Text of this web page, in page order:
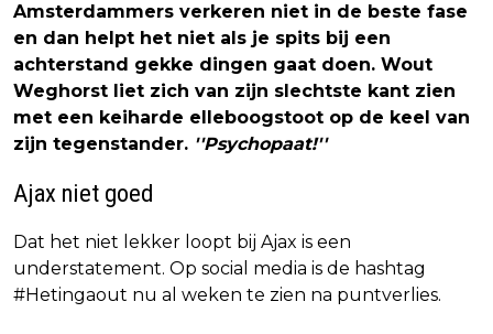
Amsterdammers verkeren niet in de beste fase
en dan helpt het niet als je spits bij een
achterstand gekke dingen gaat doen. Wout
Weghorst liet zich van zijn slechtste kant zien
met een keiharde elleboogstoot op de keel van
zijn tegenstander. ''Psychopaat!''
Ajax niet goed
Dat het niet lekker loopt bij Ajax is een
understatement. Op social media is de hashtag
#Hetingaout nu al weken te zien na puntverlies.